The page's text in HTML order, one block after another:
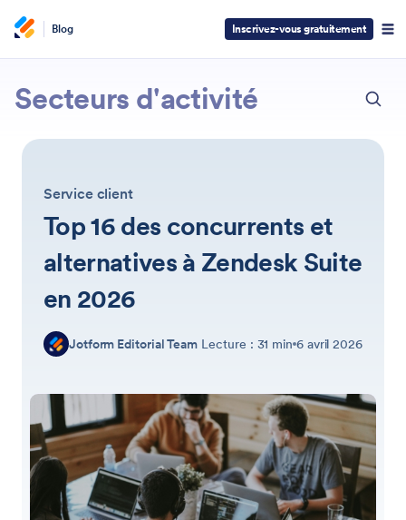
Blog Inscrivez-vous gratuitement
Jotform
Secteurs d'activité
Service client
Top 16 des concurrents et
alternatives à Zendesk Suite
en 2026
Jotform Editorial Team Lecture : 31 min 6 avril 2026
ECH